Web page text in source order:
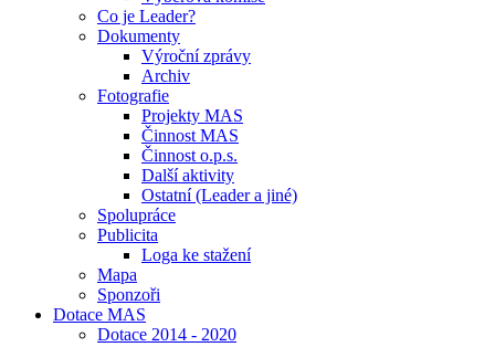
Co je Leader?
Dokumenty
Výroční zprávy
Archiv
Fotografie
Projekty MAS
Činnost MAS
Činnost o.p.s.
Další aktivity
Ostatní (Leader a jiné)
Spolupráce
Publicita
Loga ke stažení
Mapa
Sponzoři
Dotace MAS
Dotace 2014 - 2020